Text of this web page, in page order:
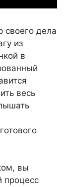
своего дела
из
в
весь
вы
процесс